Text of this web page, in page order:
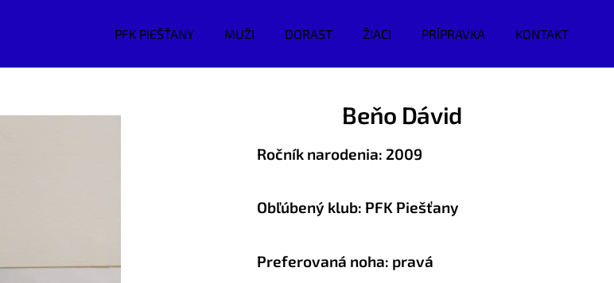
PFK PIEŠŤANY MUŽI DORAST ŽIACI PRÍPRAVKA KONTAKT
Beňo Dávid
Ročník narodenia: 2009
Obľúbený klub: PFK Piešťany
Preferovaná noha: pravá